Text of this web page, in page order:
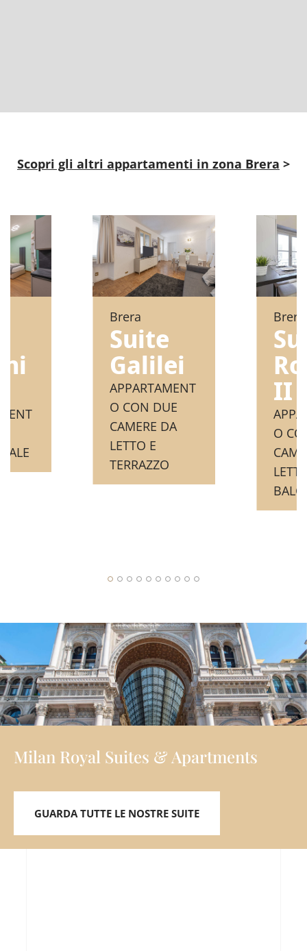
Scopri gli altri appartamenti in zona Brera >
Brera
Suite
Galilei
APPARTAMENT
O CON DUE
CAMERE DA
LETTO E
TERRAZZO
Brera
II
O
Milan Royal Suites & Apartments
GUARDA TUTTE LE NOSTRE SUITE